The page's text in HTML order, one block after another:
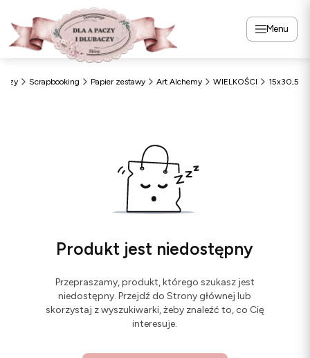
Menu
Scrapbooking Papier zestawy Art Alchemy WIELKOŚCI 15x30,5
Produkt jest niedostępny
Przepraszamy, produkt, którego szukasz jest
niedostępny. Przejdź do Strony głównej lub
skorzystaj z wyszukiwarki, żeby znaleźć to, co Cię
interesuje.